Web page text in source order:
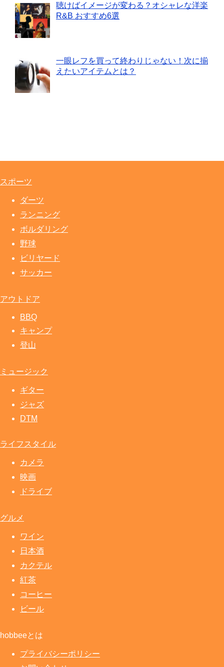
聴けばイメージが変わる？オシャレな洋楽
R&B おすすめ6選
一眼レフを買って終わりじゃない！次に揃
えたいアイテムとは？
スポーツ
ダーツ
ランニング
ボルダリング
野球
ビリヤード
サッカー
アウトドア
BBQ
キャンプ
登山
ミュージック
ギター
ジャズ
DTM
ライフスタイル
カメラ
映画
ドライブ
グルメ
ワイン
日本酒
カクテル
紅茶
コーヒー
ビール
hobbeeとは
プライバシーポリシー